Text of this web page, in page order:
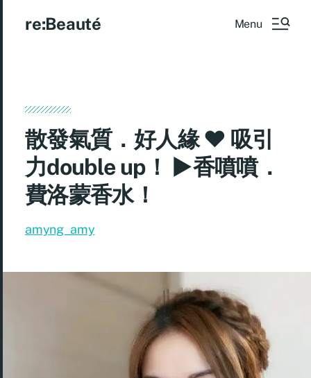
re:Beauté Menu
散發氣質．好人緣 ♥ 吸引
力double up！ ►香噴噴．
費洛蒙香水！
amyng_amy